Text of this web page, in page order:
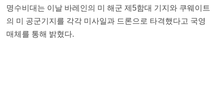
명수비대는 이날 바레인의 미 해군 제5함대 기지와 쿠웨이트
의 미 공군기지를 각각 미사일과 드론으로 타격했다고 국영
매체를 통해 밝혔다.